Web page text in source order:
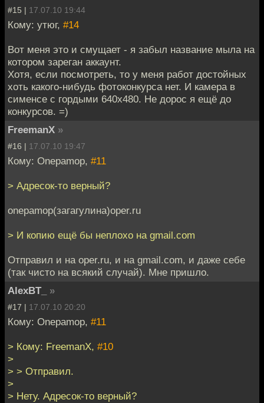
#15 | 17.07.10 19:44
Кому: утюг, #14
Вот меня это и смущает - я забыл название мыла на
котором зареган аккаунт.
Хотя, если посмотреть, то у меня работ достойных
хоть какого-нибудь фотоконкурса нет. И камера в
сименсе с гордыми 640х480. Не дорос я ещё до
конкурсов. =)
FreemanX »
#16 | 17.07.10 19:47
Кому: Onepamop, #11
> Адресок-то верный?
onepamop(загагулина)oper.ru
> И копию ещё бы неплохо на gmail.com
Отправил и на oper.ru, и на gmail.com, и даже себе
(так чисто на всякий случай). Мне пришло.
AlexBT_
»
#17 | 17.07.10 20:20
Кому: Onepamop, #11
> Кому: FreemanX, #10
>
> > Отправил.
>
> Нету. Адресок-то верный?